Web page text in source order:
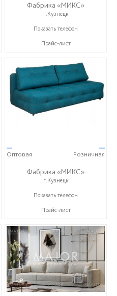
Фабрика «МИКС»
г.Кузнецк
+7 (937) 423-36-37
Показать телефон
Прайс-лист
—
Оптовая
—
Розничная
Фабрика «МИКС»
г.Кузнецк
+7 (937) 423-36-37
Показать телефон
Прайс-лист